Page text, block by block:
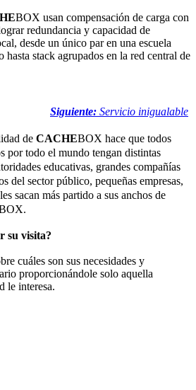
BOX usan compensación de carga con
redundancia y capacidad de
desde un único par en una escuela
hasta stack agrupados en la red central de
Siguiente: Servicio inigualable
de CACHEBOX hace que todos
por todo el mundo tengan distintas
educativas, grandes compañías
del sector público, pequeñas empresas,
sacan más partido a sus anchos de
su visita?
cuáles son sus necesidades y
proporcionándole solo aquella
le interesa.